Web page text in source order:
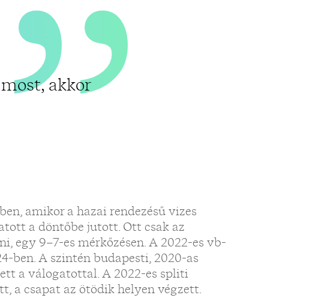
akkor
amikor a hazai rendezésű vizes
a döntőbe jutott. Ott csak az
9–7-es mérkőzésen. A 2022-es vb-
ben. A szintén budapesti, 2020-as
a válogatottal. A 2022-es spliti
a csapat az ötödik helyen végzett.